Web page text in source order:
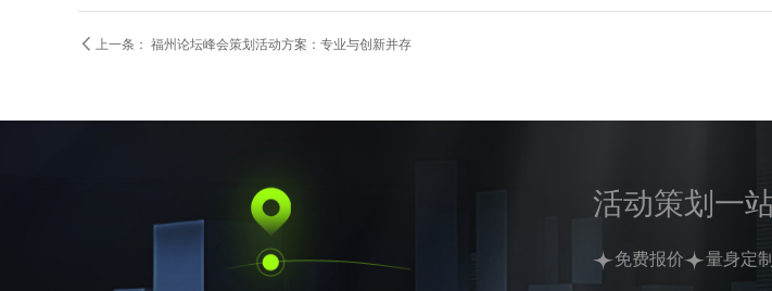
 上一条： 福州论坛峰会策划活动方案：专业与创新并存
活动策划一
免费报价 量身定制